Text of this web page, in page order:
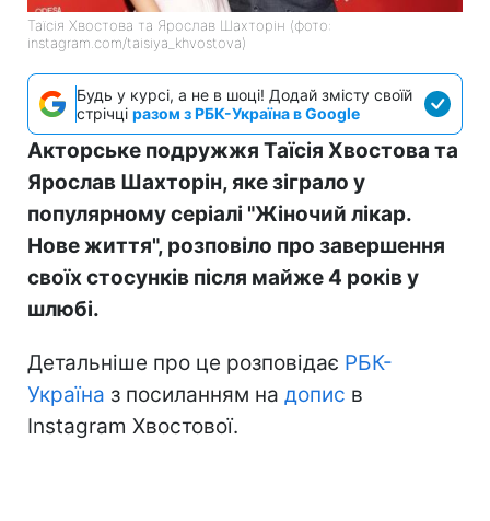
Таїсія Хвостова та Ярослав Шахторін (фото:
instagram.com/taisiya_khvostova)
Будь у курсі, а не в шоці! Додай змісту своїй
стрічці разом з РБК-Україна в Google
Акторське подружжя Таїсія Хвостова та
Ярослав Шахторін, яке зіграло у
популярному серіалі "Жіночий лікар.
Нове життя", розповіло про завершення
своїх стосунків після майже 4 років у
шлюбі.
Детальніше про це розповідає РБК-
Україна з посиланням на допис в
Instagram Хвостової.